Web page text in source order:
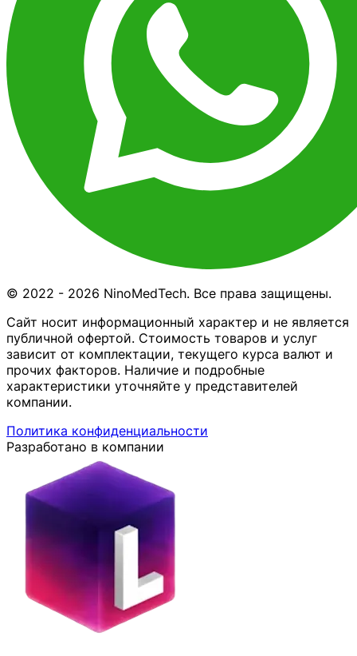
© 2022 - 2026 NinoMedTech. Все права защищены.
Сайт носит информационный характер и не является
публичной офертой. Стоимость товаров и услуг
зависит от комплектации, текущего курса валют и
прочих факторов. Наличие и подробные
характеристики уточняйте у представителей
компании.
Политика конфиденциальности
Разработано в компании